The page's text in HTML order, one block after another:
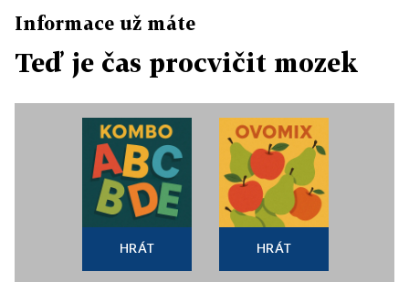
Informace už máte
Teď je čas procvičit mozek
HRÁT HRÁT